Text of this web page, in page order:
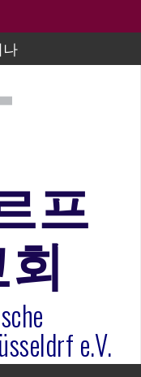
연주
등부 발표
송
사
한복음 15:1-17) 손
프
e.V.